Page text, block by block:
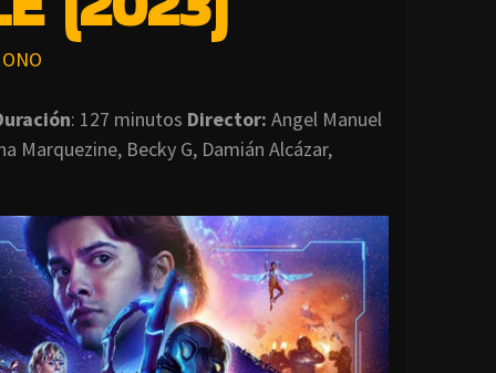
: 127 minutos Director: Angel Manuel
Marquezine, Becky G, Damián Alcázar,